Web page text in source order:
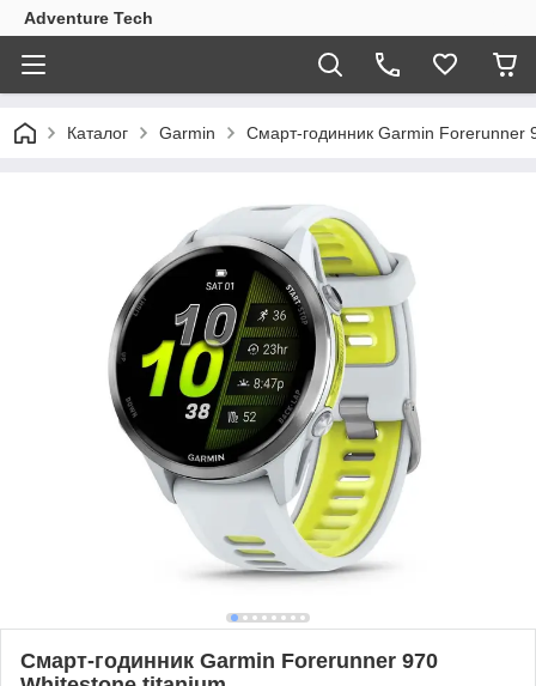
Adventure Tech
Каталог Garmin Смарт-годинник Garmin Forerunner
Смарт-годинник Garmin Forerunner 970